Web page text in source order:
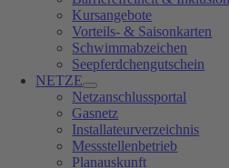
Kursangebote
Vorteils- & Saisonkarten
Schwimmabzeichen
Seepferdchengutschein
NETZE
Netzanschlussportal
Gasnetz
Installateurverzeichnis
Messstellenbetrieb
Planauskunft